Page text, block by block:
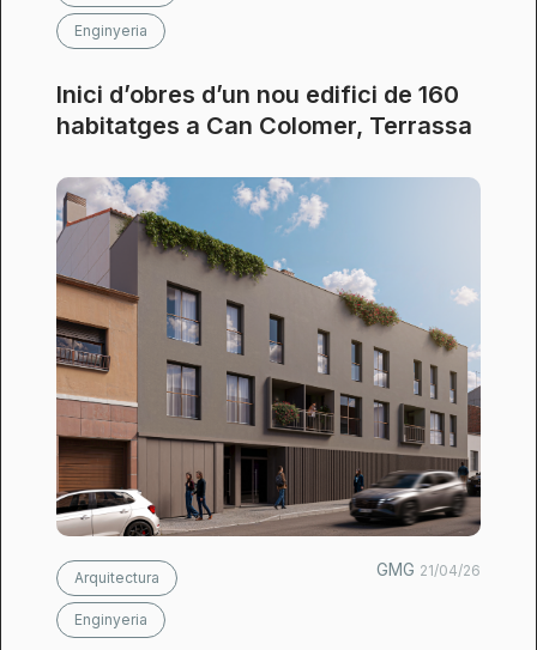
Enginyeria
Inici d’obres d’un nou edifici de 160
habitatges a Can Colomer, Terrassa
Arquitectura
Enginyeria
GMG 21/04/26